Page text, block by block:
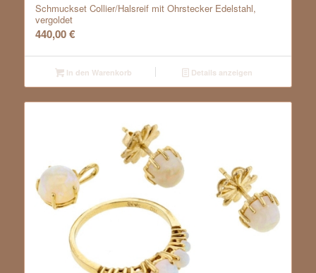
Schmuckset Collier/Halsreif mit Ohrstecker Edelstahl,
vergoldet
440,00€
In den Warenkorb Details anzeigen